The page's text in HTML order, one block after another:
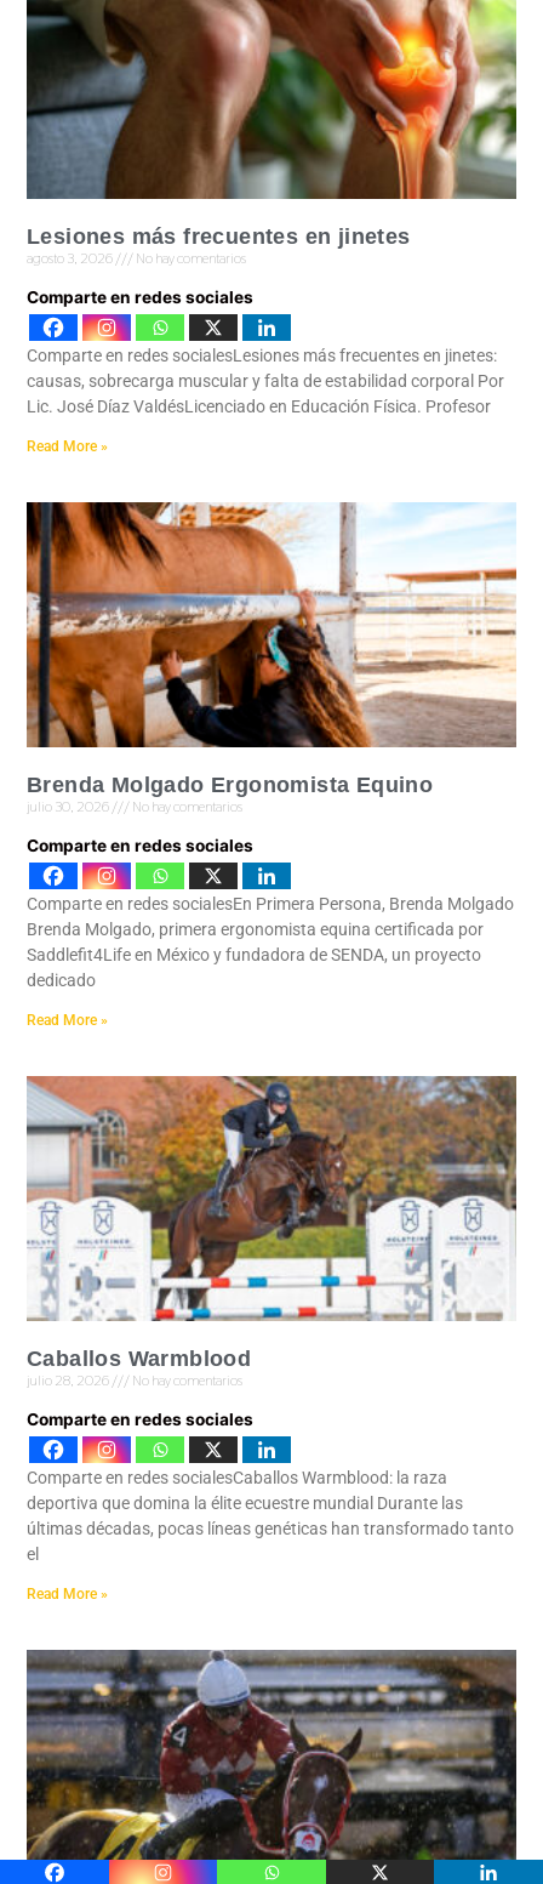
Lesiones más frecuentes en jinetes
agosto 3, 2026
No hay comentarios
Comparte en redes sociales
Comparte en redes socialesLesiones más frecuentes en jinetes:
causas, sobrecarga muscular y falta de estabilidad corporal Por
Lic. José Díaz ValdésLicenciado en Educación Física. Profesor
Read More »
Brenda Molgado Ergonomista Equino
julio 30, 2026
No hay comentarios
Comparte en redes sociales
Comparte en redes socialesEn Primera Persona, Brenda Molgado
Brenda Molgado, primera ergonomista equina certificada por
Saddlefit4Life en México y fundadora de SENDA, un proyecto
dedicado
Read More »
Caballos Warmblood
julio 28, 2026
No hay comentarios
Comparte en redes sociales
Comparte en redes socialesCaballos Warmblood: la raza
deportiva que domina la élite ecuestre mundial Durante las
últimas décadas, pocas líneas genéticas han transformado tanto
el
Read More »